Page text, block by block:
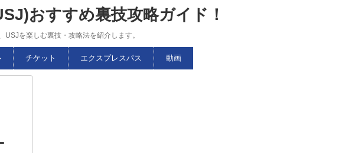
おすすめ裏技攻略ガイド！
を楽しむ裏技・攻略法を紹介します。
チケット エクスプレスパス 動画